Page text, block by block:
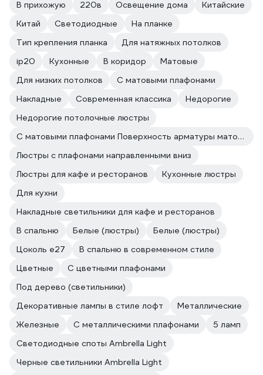
В прихожую 220в Освещение дома
Китайские
Китай
Светодиодные
На планке
Тип крепления планка
Для натяжных потолков
ip20
Кухонные В коридор
Матовые
Для низких потолков
С матовыми плафонами
Накладные
Современная классика
Недорогие
Недорогие потолочные люстры
С матовыми плафонами Поверхность арматуры матовая
Люстры с плафонами направленными вниз
Люстры для кафе и ресторанов
Кухонные люстры
Для кухни
Накладные светильники для кафе и ресторанов
В спальню
Белые (люстры)
Белые (люстры)
Цоколь e27
В спальню в современном стиле
Цветные
С цветными плафонами
Под дерево (светильники)
Декоративные лампы в стиле лофт
Металлические
Железные
С металлическими плафонами
5 ламп
Светодиодные споты Ambrella Light
Черные светильники Ambrella Light